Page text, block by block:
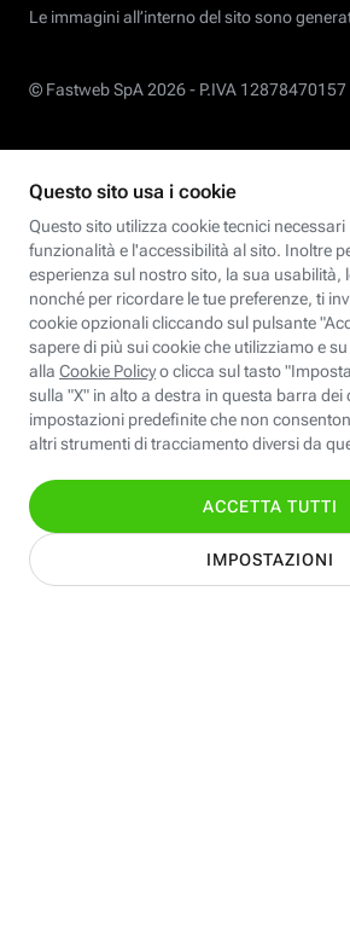
Le immagini all’interno del sito sono
© Fastweb SpA 2026 - P.IVA 12878470157